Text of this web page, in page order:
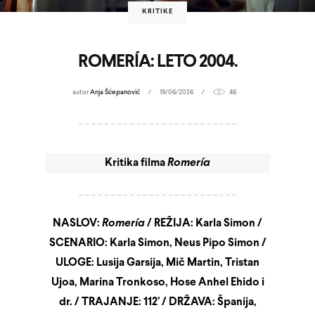
KRITIKE
ROMERÍA: LETO 2004.
autor Anja Šćepanović 19/06/2026 46
Kritika filma Romería
NASLOV: Romería / REŽIJA: Karla Simon /
SCENARIO: Karla Simon, Neus Pipo Simon /
ULOGE: Lusija Garsija, Mič Martin, Tristan
Ujoa, Marina Tronkoso, Hose Anhel Ehido i
dr. / TRAJANJE: 112’ / DRŽAVA: Španija,